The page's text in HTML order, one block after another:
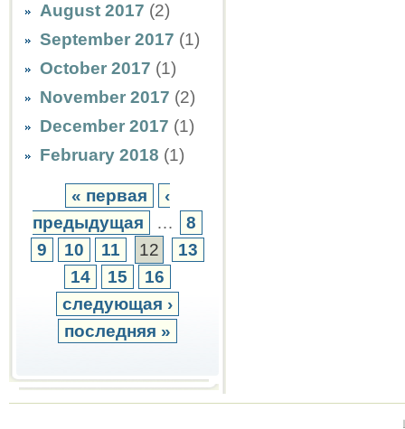
August 2017 (2)
September 2017 (1)
October 2017 (1)
November 2017 (2)
December 2017 (1)
February 2018 (1)
« первая
‹
предыдущая
…
8
9
10 11 12
13
14
15
16
следующая ›
последняя »